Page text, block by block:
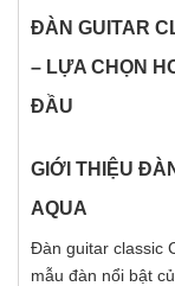
ĐÀN GUITAR
– LỰA CHỌN
ĐẦU
GIỚI THIỆU
AQUA
Đàn guitar classic
mẫu đàn nổi bật